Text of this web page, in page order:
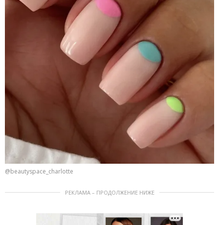
@beautyspace_charlotte
РЕКЛАМА – ПРОДОЛЖЕНИЕ НИЖЕ